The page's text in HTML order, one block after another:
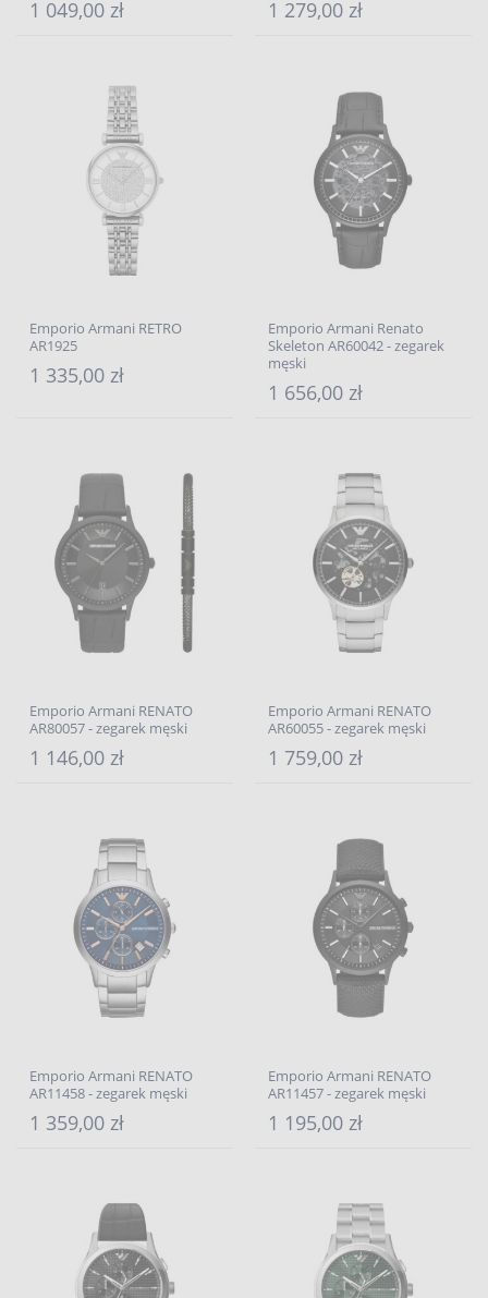
1 049,00 zł 1 279,00 zł
Emporio Armani RETRO
AR1925
1 335,00 zł
Emporio Armani Renato
Skeleton AR60042 - zegarek
męski
1 656,00 zł
Emporio Armani RENATO
AR80057 - zegarek męski
1 146,00 zł
Emporio Armani RENATO
AR60055 - zegarek męski
1 759,00 zł
Emporio Armani RENATO
AR11458 - zegarek męski
1 359,00 zł
Emporio Armani RENATO
AR11457 - zegarek męski
1 195,00 zł